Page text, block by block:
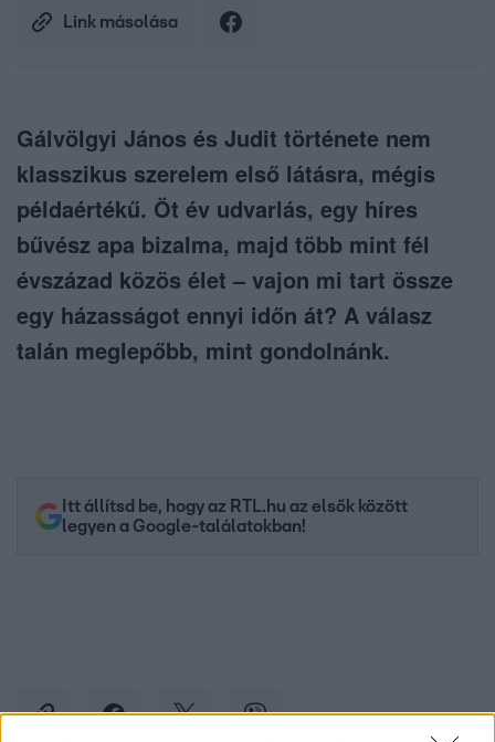
Link másolása
Gálvölgyi János és Judit története nem
klasszikus szerelem első látásra, mégis
példaértékű. Öt év udvarlás, egy híres
bűvész apa bizalma, majd több mint fél
évszázad közös élet – vajon mi tart össze
egy házasságot ennyi időn át? A válasz
talán meglepőbb, mint gondolnánk.
Itt állítsd be, hogy az RTL.hu az elsők között
legyen a Google-találatokban!